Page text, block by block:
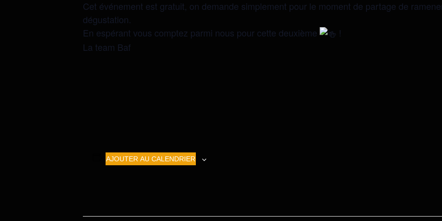
Cet événement est gratuit, on demande simplement pour le moment de partage de
dégustation.
En espérant vous comptez parmi nous pour cette deuxième
!
La team Baf
AJOUTER AU CALENDRIER